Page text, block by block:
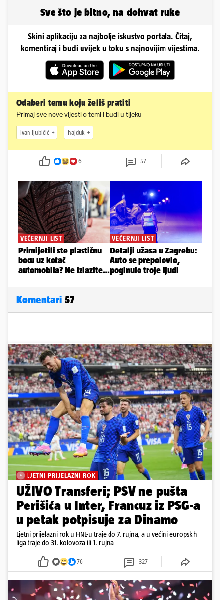
Sve što je bitno, na dohvat ruke
Skini aplikaciju za najbolje iskustvo portala. Čitaj,
komentiraj i budi uvijek u toku s najnovijim vijestima.
Odaberi temu koju želiš pratiti
Primaj sve nove vijesti o temi i budi u tijeku
ivan ljubičić hajduk
6 57
Komentari 57
LJETNI PRIJELAZNI ROK
UŽIVO Transferi; PSV ne pušta
Perišića u Inter, Francuz iz PSG-a
u petak potpisuje za Dinamo
Ljetni prijelazni rok u HNL-u traje do 7. rujna, a u većini europskih
liga traje do 31. kolovoza ili 1. rujna
76 327